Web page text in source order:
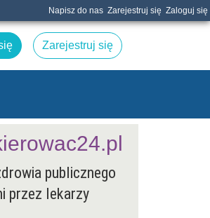
Napisz do nas Zarejestruj się Zaloguj się
Zarejestruj się
publicznego
przez lekarzy